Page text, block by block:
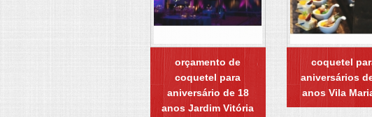
orçamento de
coquetel para
aniversário de 18
anos Jardim Vitória
coquetel
aniversários
anos Vila